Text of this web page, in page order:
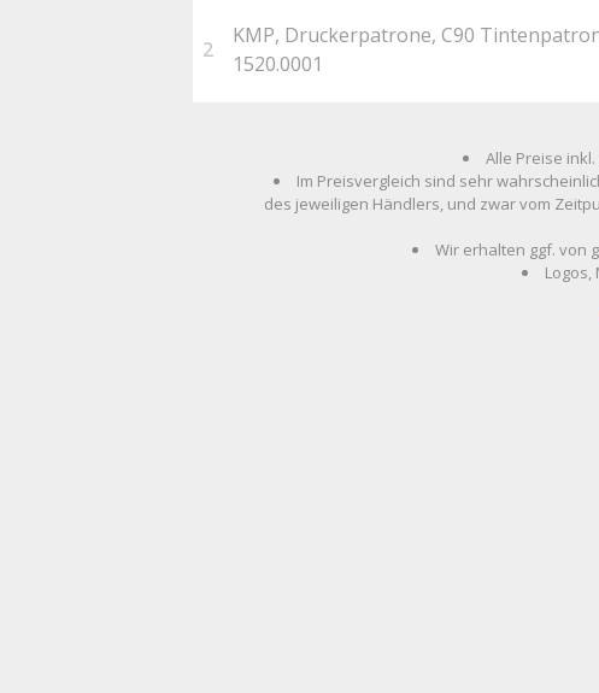
2
KMP, Druckerpatrone, C90
1520.0001
Alle Preise
Im Preisvergleich sind sehr
des jeweiligen Händlers, und zwar vom
Wir erhalten ggf. von